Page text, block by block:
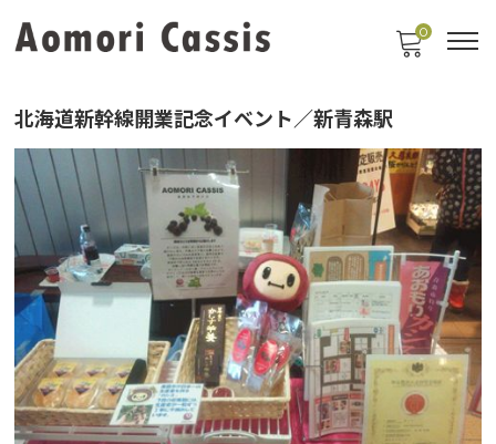
0
北海道新幹線開業記念イベント／新青森駅